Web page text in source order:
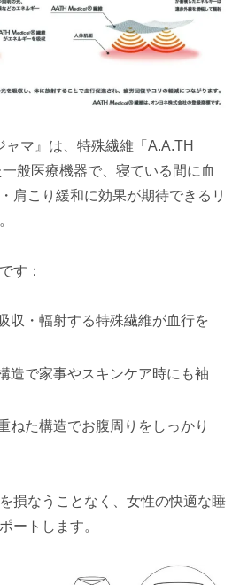
ャマ』は、特殊繊維「A.A.TH
般医療機器で、寝ている間に血
肩こり緩和に効果が期待できるリ
す：
収・輻射する特殊繊維が血行を
造で家事やスキンケア時にも袖
ねた構造でお腹周りをしっかり
損なうことなく、女性の快適な睡
ートします。